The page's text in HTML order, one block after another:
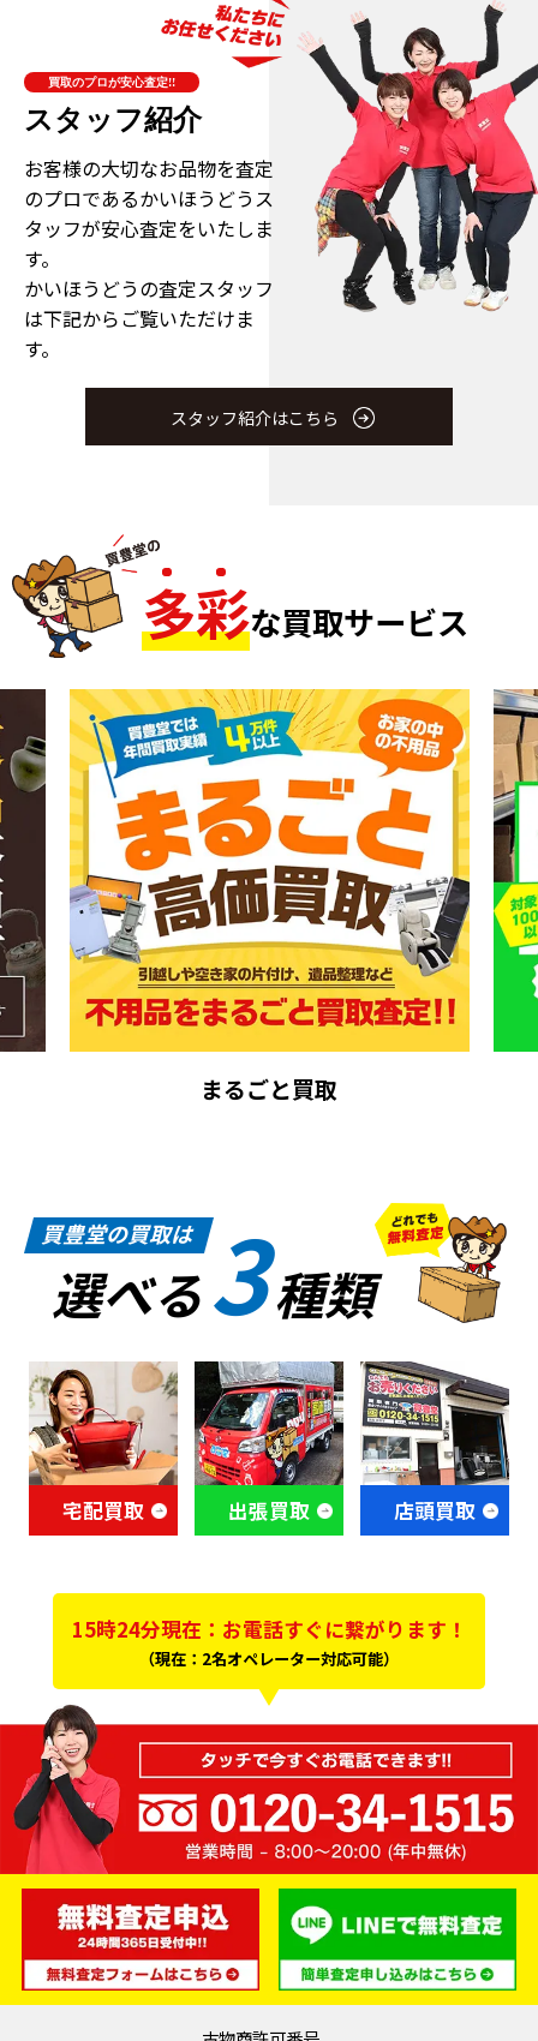
買取のプロが安心査定!!
スタッフ紹介
お客様の大切なお品物を査定
のプロであるかいほうどうス
タッフが安心査定をいたしま
す。
かいほうどうの査定スタッフ
は下記からご覧いただけま
す。
スタッフ紹介はこちら
多彩な買取サービス
まるごと買取
買豊堂の買取は
選べる3種類
宅配買取 出張買取 店頭買取
15時24分現在：お電話すぐに繋がります！
（現在：2名オペレーター対応可能）